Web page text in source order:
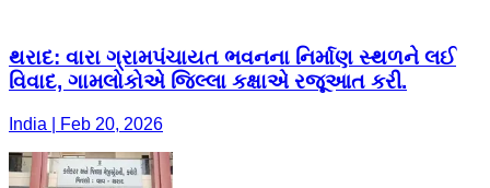
થરાદ: વારા ગ્રામપંચાયત ભવનના નિર્માણ સ્થળને લઈ
વિવાદ, ગામલોકોએ જિલ્લા કક્ષાએ રજૂઆત કરી.
India | Feb 20, 2026